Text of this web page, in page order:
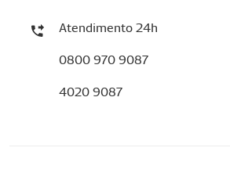
Atendimento 24h
0800 970 9087
4020 9087